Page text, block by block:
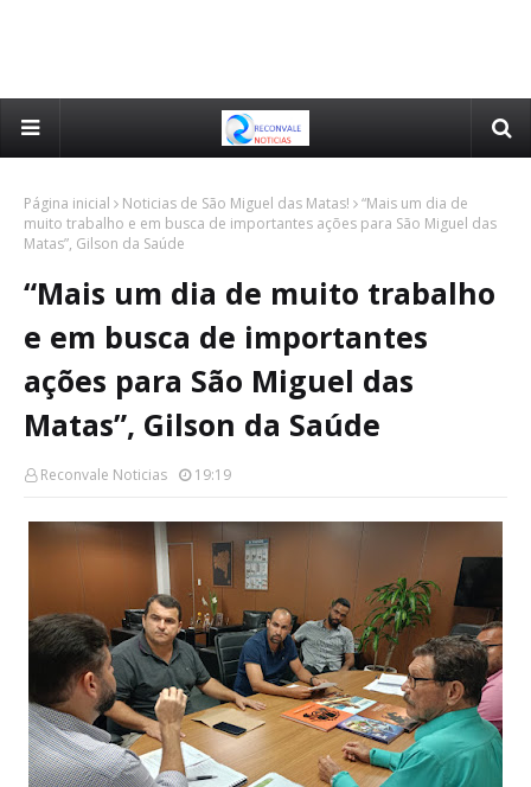
Página inicial Noticias de São Miguel das Matas!
“Mais um dia de
muito trabalho e em busca de importantes ações para São Miguel das
Matas”, Gilson da Saúde
“Mais um dia de muito trabalho
e em busca de importantes
ações para São Miguel das
Matas”, Gilson da Saúde
Reconvale Noticias 19:19